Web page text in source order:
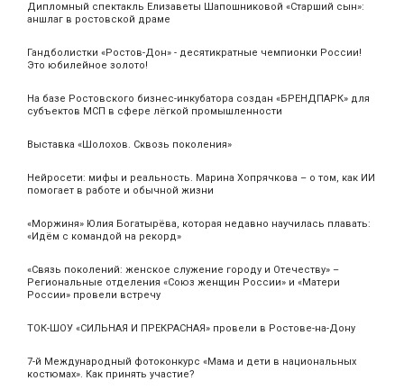
Дипломный спектакль Елизаветы Шапошниковой «Старший сын»:
аншлаг в ростовской драме
Гандболистки «Ростов-Дон» - десятикратные чемпионки России!
Это юбилейное золото!
На базе Ростовского бизнес-инкубатора создан «БРЕНДПАРК» для
субъектов МСП в сфере лёгкой промышленности
Выставка «Шолохов. Сквозь поколения»
Нейросети: мифы и реальность. Марина Хопрячкова – о том, как ИИ
помогает в работе и обычной жизни
«Моржиня» Юлия Богатырёва, которая недавно научилась плавать:
«Идём с командой на рекорд»
«Связь поколений: женское служение городу и Отечеству» –
Региональные отделения «Союз женщин России» и «Матери
России» провели встречу
ТОК-ШОУ «СИЛЬНАЯ И ПРЕКРАСНАЯ» провели в Ростове-на-Дону
7-й Международный фотоконкурс «Мама и дети в национальных
костюмах». Как принять участие?